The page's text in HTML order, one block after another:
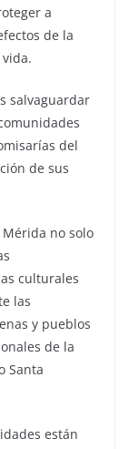
a
de la
salvaguardar
del
de sus
no solo
culturales
las
y pueblos
de la
Santa
están